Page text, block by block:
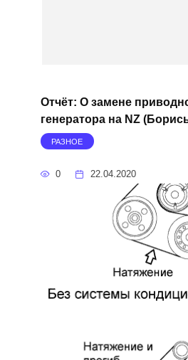
Отчёт: О замене
генератора на NZ
РАЗНОЕ
0 22.04.2020